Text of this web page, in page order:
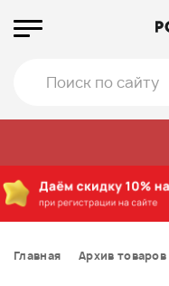
Главная Архив товаров